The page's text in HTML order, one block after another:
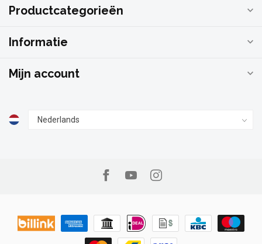
Productcategorieën
Informatie
Mijn account